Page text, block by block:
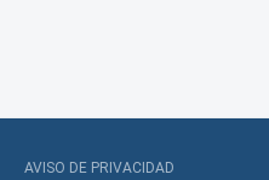
AVISO DE PRIVACIDAD